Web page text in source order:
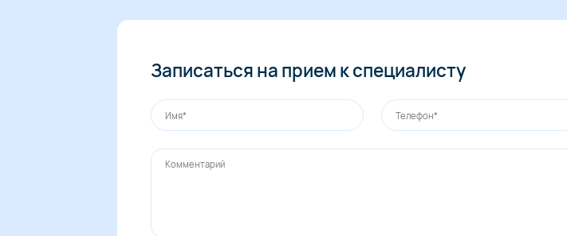
Записаться на прием к специалисту